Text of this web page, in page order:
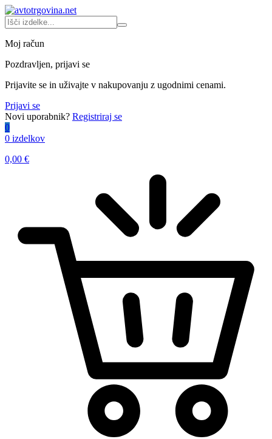
Moj račun
Pozdravljen, prijavi se
Prijavite se in uživajte v nakupovanju z ugodnimi cenami.
Prijavi se
Novi uporabnik? Registriraj se
0
0 izdelkov
0,00 €